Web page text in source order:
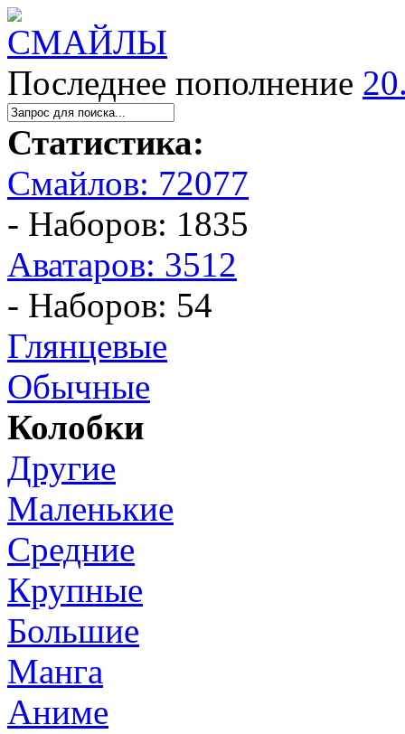
Последнее пополнение
Статистика:
Смайлов: 72077
- Наборов: 1835
Аватаров: 3512
- Наборов: 54
Глянцевые
Обычные
Колобки
Другие
Маленькие
Средние
Крупные
Большие
Манга
Аниме